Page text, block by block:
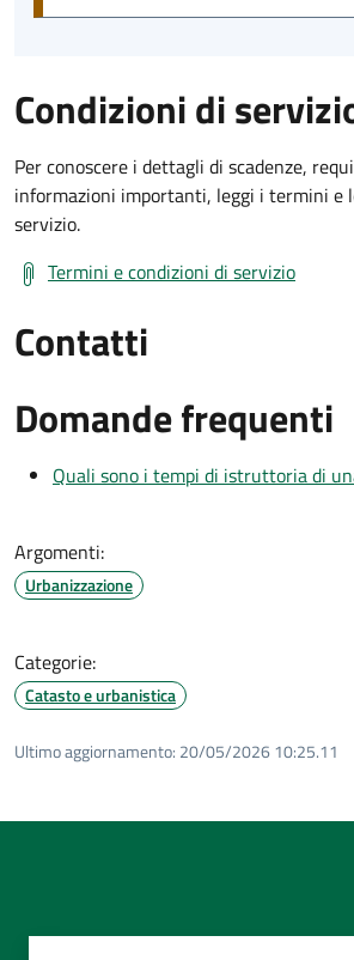
Condizioni di
Per conoscere i dettagli di scadenze,
informazioni importanti, leggi i termini e
servizio.
Termini e condizioni di servizio
Contatti
Domande frequenti
Quali sono i tempi di istruttoria di
Argomenti:
Urbanizzazione
Categorie:
Catasto e urbanistica
Ultimo aggiornamento: 20/05/2026 10:25.11